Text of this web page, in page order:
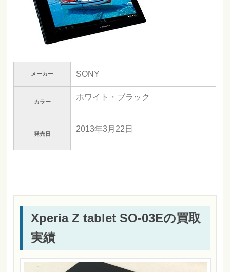
メーカー SONY
カラー
ホワイト・ブラック
発売日
2013年3月22日
Xperia Z tablet SO-03Eの買取
実績